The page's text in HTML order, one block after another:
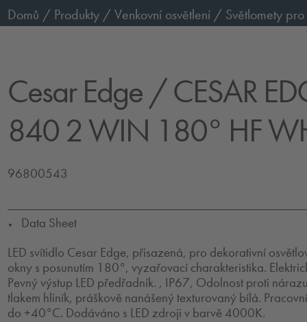
Domů / Produkty /Venkovní osvětlení / Světlomety
Cesar Edge / CESAR
840 2 WIN 180° HF
96800543
▼
Data Sheet
LED svítidlo Cesar Edge, přisazená, pro dekorativní
okny s posunutím 180°, vyzařovací charakteristika.
Pevný výstup LED předřadník. , IP67, Odolnost proti
tlakem hliník, práškově nanášený texturovaný bílá.
do +40°C. Dodáváno s LED zdroji v barvě 4000K.